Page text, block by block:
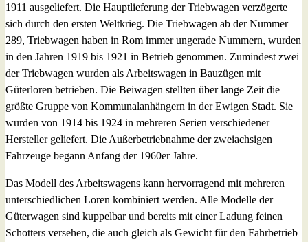
1911 ausgeliefert. Die Hauptlieferung der Triebwagen verzögerte
sich durch den ersten Weltkrieg. Die Triebwagen ab der Nummer
289, Triebwagen haben in Rom immer ungerade Nummern, wurden
in den Jahren 1919 bis 1921 in Betrieb genommen. Zumindest zwei
der Triebwagen wurden als Arbeitswagen in Bauzügen mit
Güterloren betrieben. Die Beiwagen stellten über lange Zeit die
größte Gruppe von Kommunalanhängern in der Ewigen Stadt. Sie
wurden von 1914 bis 1924 in mehreren Serien verschiedener
Hersteller geliefert. Die Außerbetriebnahme der zweiachsigen
Fahrzeuge begann Anfang der 1960er Jahre.
Das Modell des Arbeitswagens kann hervorragend mit mehreren
unterschiedlichen Loren kombiniert werden. Alle Modelle der
Güterwagen sind kuppelbar und bereits mit einer Ladung feinen
Schotters versehen, die auch gleich als Gewicht für den Fahrbetrieb